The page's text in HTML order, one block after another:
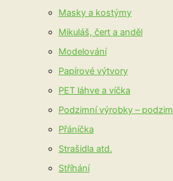
Masky a kostýmy
Mikuláš, čert a anděl
Modelování
Papírové výtvory
PET láhve a víčka
Podzimní výrobky – podzim
Přáníčka
Strašidla atd.
Stříhání